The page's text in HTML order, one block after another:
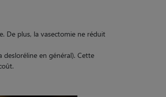
De plus, la vasectomie ne réduit
en général). Cette